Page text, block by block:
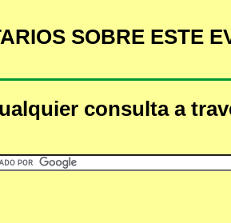
SOBRE ESTE
consulta a